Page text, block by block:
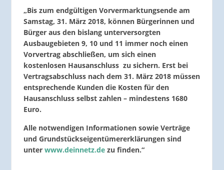
„Bis zum endgültigen Vorvermarktungsende am
Samstag, 31. März 2018, können Bürgerinnen und
Bürger aus den bislang unterversorgten
Ausbaugebieten 9, 10 und 11 immer noch einen
Vorvertrag abschließen, um sich einen
kostenlosen Hausanschluss zu sichern. Erst bei
Vertragsabschluss nach dem 31. März 2018 müssen
entsprechende Kunden die Kosten für den
Hausanschluss selbst zahlen – mindestens 1680
Euro.
Alle notwendigen Informationen sowie Verträge
und Grundstückseigentümererklärungen sind
unter www.deinnetz.dezu finden.“